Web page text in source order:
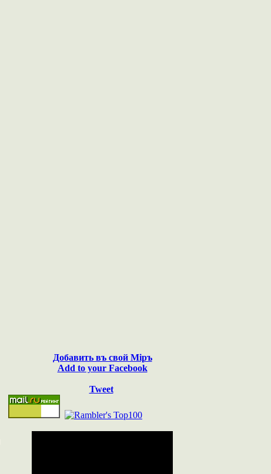
Добавить въ свой Мiръ
Add to your Facebook
Tweet